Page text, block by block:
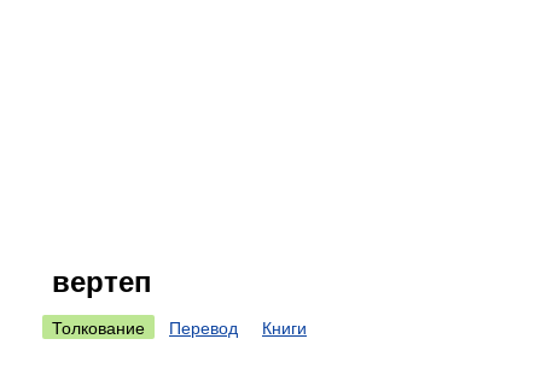
вертеп
Толкование Перевод Книги